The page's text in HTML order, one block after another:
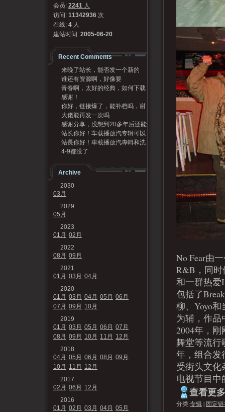
No Fear由
R&B，同时
和一群热爱
包括了
柳、Yoyo
为辅，作品
2004年，
舞堂等流行
年，组合发
受街头文化
电视节目中
查看更
分类:专辑| 固定
会员: 2241 人
访问: 11342936 次
在线: 4 人
建站时间: 2005-06-20
Recent Comments
来晚了站长，能否发一个新的
码？
谁还有资源啊，好像要
青春啊，太好的经典，如何下载
呢
感谢！
你好，链接爆了，能补档吗，谢
谢
大佬能再发一次吗
感谢分享，没想到20多年后还能
听到，谢谢[Good...
站长你好！车载播放汽专辑可以
发我一份吗？95720...
站長你好！車載播放汽專輯和洗
牌專輯可以發我一份嗎？...
4-9都没了
Archive
2030
03月
2029
05月
2023
01月 02月
2022
08月 09月
2021
01月 03月 04月
2020
01月 03月 04月 05月 06月
07月 09月
10月
2019
01月 03月 05月 06月 07月
08月 09月 10月 11月
12月
2018
04月 05月 06月 08月 09月
10月
11月
12月
2017
02月 06月
12月
2016
01月 02月 03月 04月 05月